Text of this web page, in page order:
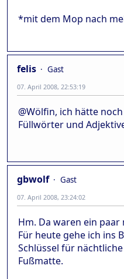
*mit dem Mop nach
felis
Gast
07. April 2008, 22:53:19
@Wölfin, ich hätte
Füllwörter und
gbwolf
Gast
07. April 2008, 23:24:02
Hm. Da waren ein
Für heute gehe ich ins
Schlüssel für
Fußmatte.